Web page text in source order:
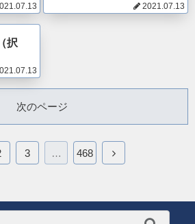
2021.07.13
択
次のページ
3 … 468